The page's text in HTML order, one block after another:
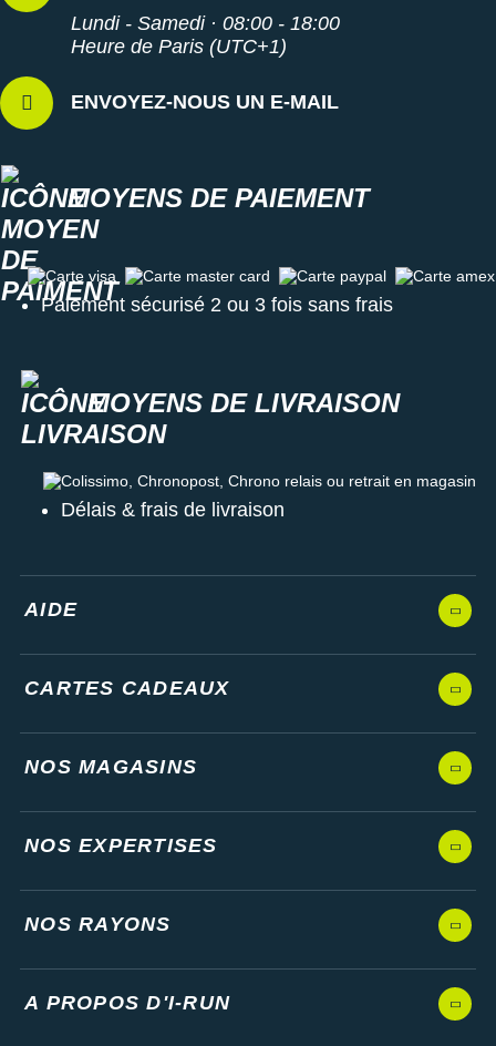
Lundi - Samedi · 08:00 - 18:00
Heure de Paris (UTC+1)
ENVOYEZ-NOUS UN E-MAIL
MOYENS DE PAIEMENT
Carte visa Carte master card Carte paypal Carte amex
Paiement sécurisé 2 ou 3 fois sans frais
MOYENS DE LIVRAISON
Colissimo, Chronopost, Chrono relais ou retrait en magasin
Délais & frais de livraison
AIDE
CARTES CADEAUX
NOS MAGASINS
NOS EXPERTISES
NOS RAYONS
A PROPOS D'I-RUN